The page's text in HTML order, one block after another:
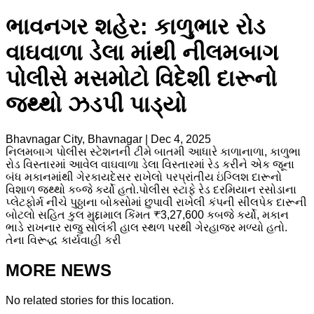
ભાવનગર શહેર: કાળુભાર રોડ
વાઘવાળા ડેલા માંથી નીલમબાગ
પોલીસે મસમોટો વિદેશી દારૂનો
જથ્થો ઝડપી પાડ્યો
Bhavnagar City, Bhavnagar
Dec 4, 2025
નિલમબાગ પોલીસ સ્ટેશનની ટીમે બાતમી આધારે કાળાનાળા, કાળુભા
રોડ વિસ્તારમાં આવેલ વાઘવાળા ડેલા વિસ્તારમાં રેડ કરીને એક જૂના
બંધ મકાનમાંથી ગેરકાયદેસર રાખેલો પરપ્રાંતીય ઇંગ્લિશ દારૂનો
વિશાળ જથ્થો કબ્જે કર્યો હતો.પોલીસ સ્ટાફે રેડ દરમિયાન રસોડાના
પ્લેટફોર્મ નીચે પુઠ્ઠાના બોક્સોમાં છુપાવી રાખેલી કંપની સીલપેક દારૂની
બોટલો સહિત કુલ મુદ્દામાલ કિંમત ₹3,27,600 કબજે કર્યો, મકાન
ભાડે રાખનાર રાજુ સોલંકી હાલ સ્થળ પરથી ગેરહાજર મળ્યો હતો.
તેના વિરૂદ્ધ કાર્યવાહી કરી
MORE NEWS
No related stories for this location.